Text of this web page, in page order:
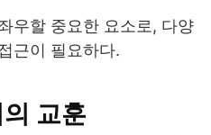
우할 중요한 요소로, 다양
근이 필요하다.
교훈